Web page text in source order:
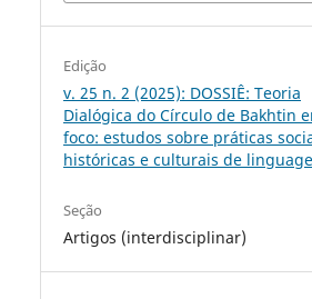
Edição
v. 25 n. 2 (2025): DOSSIÊ: Teoria
Dialógica do Círculo de Bakhtin
foco: estudos sobre práticas
históricas e culturais de
Seção
Artigos (interdisciplinar)